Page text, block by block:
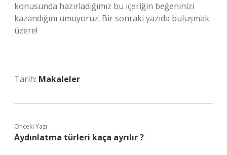
konusunda hazırladığımız bu içeriğin beğeninizi
kazandığını umuyoruz. Bir sonraki yazıda buluşmak
üzere!
Tarih: Makaleler
Önceki Yazı
Aydınlatma türleri kaça ayrılır ?